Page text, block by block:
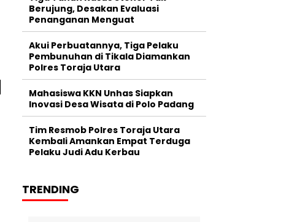
Berujung, Desakan Evaluasi
Penanganan Menguat
Akui Perbuatannya, Tiga Pelaku
Pembunuhan di Tikala Diamankan
Polres Toraja Utara
Mahasiswa KKN Unhas Siapkan
Inovasi Desa Wisata di Polo Padang
Tim Resmob Polres Toraja Utara
Kembali Amankan Empat Terduga
Pelaku Judi Adu Kerbau
TRENDING